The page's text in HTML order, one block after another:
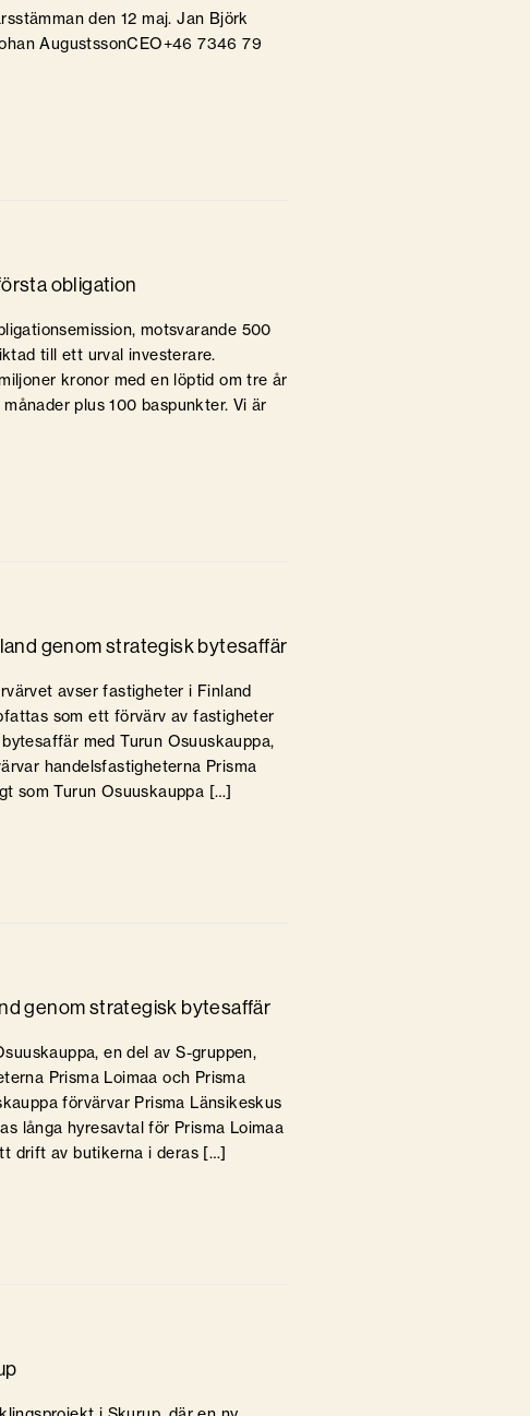
den 12 maj. Jan Björk
AugustssonCEO+46 7346 79
obligation
motsvarande 500
till ett urval investerare.
kronor med en löptid om tre år
plus 100 baspunkter. Vi är
genom strategisk bytesaffär
avser fastigheter i Finland
som ett förvärv av fastigheter
med Turun Osuuskauppa,
handelsfastigheterna Prisma
som Turun Osuuskauppa […]
genom strategisk bytesaffär
en del av S-gruppen,
Prisma Loimaa och Prisma
förvärvar Prisma Länsikeskus
långa hyresavtal för Prisma Loimaa
drift av butikerna i deras […]